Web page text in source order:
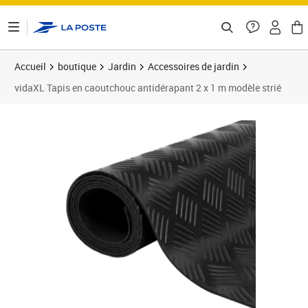
Accueil boutique Jardin
Accessoires de jardin
vidaXL Tapis en caoutchouc antidérapant 2 x 1 m modèle strié